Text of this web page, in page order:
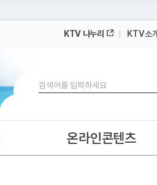
KTV 나누리 KTV소
검색
온라인콘텐츠